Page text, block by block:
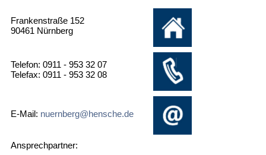
Frankenstraße 152
90461 Nürnberg
Telefon: 0911 - 953 32 07
Telefax: 0911 - 953 32 08
E-Mail: nuernberg@hensche.de
Ansprechpartner: